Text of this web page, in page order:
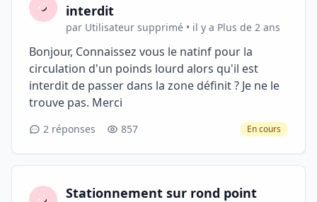
interdit
par Utilisateur supprimé • il y a Plus de 2 ans
Bonjour, Connaissez vous le natinf pour la
circulation d'un poinds lourd alors qu'il est
interdit de passer dans la zone définit ? Je ne le
trouve pas. Merci
2 réponses 857 En cours
Stationnement sur rond point